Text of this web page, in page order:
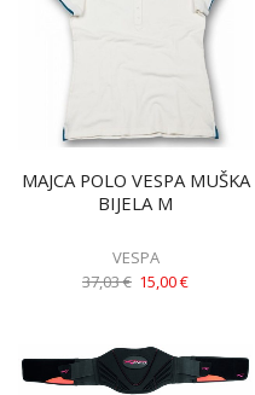
MAJCA POLO VESPA MUŠKA
BIJELA M
VESPA
37,03€ 15,00€